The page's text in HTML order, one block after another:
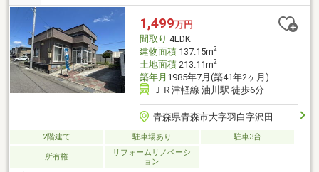
1,499万円
間取り 4LDK
建物面積137.15m2
土地面積213.11m2
築年月 1985年7月(築41年2ヶ月)
ＪＲ津軽線 油川駅 徒歩6分
青森県青森市大字羽白字沢田
2階建て 駐車場あり 駐車3台
所有権
リフォームリノベーシ
ョン